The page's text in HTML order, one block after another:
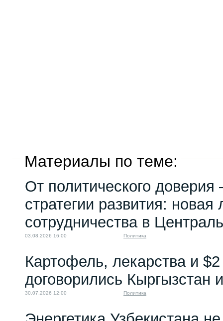
Материалы по теме:
От политического
стратегии развития: новая
сотрудничества в
03.08.2026 16:00 Политика
Картофель, лекарства и
договорились Кыргызстан
30.07.2026 12:00 Политика